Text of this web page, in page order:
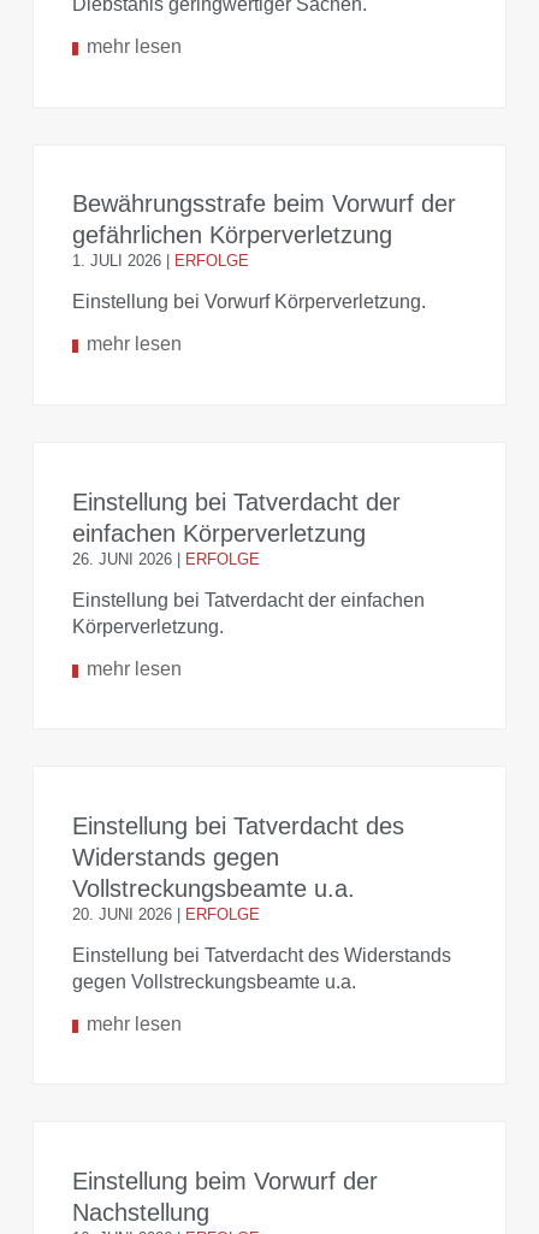
Diebstahls geringwertiger Sachen.
mehr lesen
Bewährungsstrafe beim Vorwurf der
gefährlichen Körperverletzung
1. JULI 2026 ERFOLGE
Einstellung bei Vorwurf Körperverletzung.
mehr lesen
Einstellung bei Tatverdacht der
einfachen Körperverletzung
26. JUNI 2026 | ERFOLGE
Einstellung bei Tatverdacht der einfachen
Körperverletzung.
mehr lesen
Einstellung bei Tatverdacht des
Widerstands gegen
Vollstreckungsbeamte u.a.
20. JUNI 2026 | ERFOLGE
Einstellung bei Tatverdacht des Widerstands
gegen Vollstreckungsbeamte u.a.
mehr lesen
Einstellung beim Vorwurf der
Nachstellung